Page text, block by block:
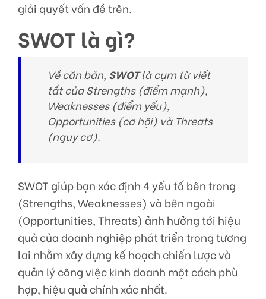
giải quyết vấn đề trên.
SWOT là gì?
Về căn bản, SWOTlà cụm từ viết
tắt của Strengths (điểm mạnh),
Weaknesses (điểm yếu),
Opportunities (cơ hội) và Threats
(nguy cơ).
SWOT giúp bạn xác định 4 yếu tố bên trong
(Strengths, Weaknesses) và bên ngoài
(Opportunities, Threats) ảnh hưởng tới hiệu
quả của doanh nghiệp phát triển trong tương
lai nhằm xây dựng kế hoạch chiến lược và
quản lý công việc kinh doanh một cách phù
hợp, hiệu quả chính xác nhất.